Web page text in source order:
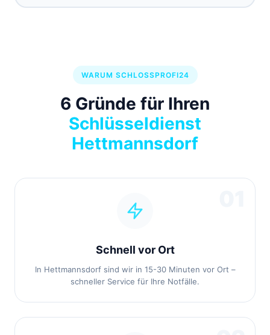
WARUM SCHLOSSPROFI24
6 Gründe für Ihren
Schlüsseldienst
Hettmannsdorf
Schnell vor Ort
In Hettmannsdorf sind wir in 15-30 Minuten vor Ort –
schneller Service für Ihre Notfälle.